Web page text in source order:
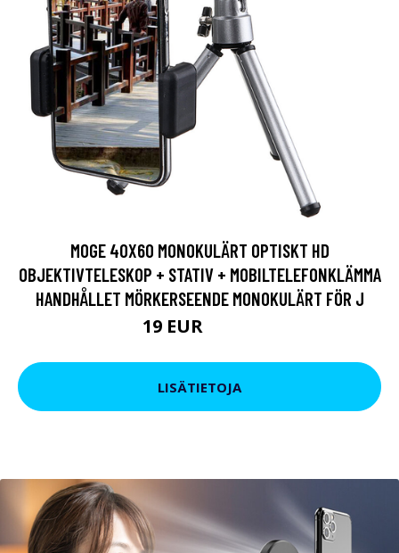
MOGE 40X60 MONOKULÄRT OPTISKT HD
OBJEKTIVTELESKOP + STATIV + MOBILTELEFONKLÄMMA
HANDHÅLLET MÖRKERSEENDE MONOKULÄRT FÖR J
19 EUR
LISÄTIETOJA